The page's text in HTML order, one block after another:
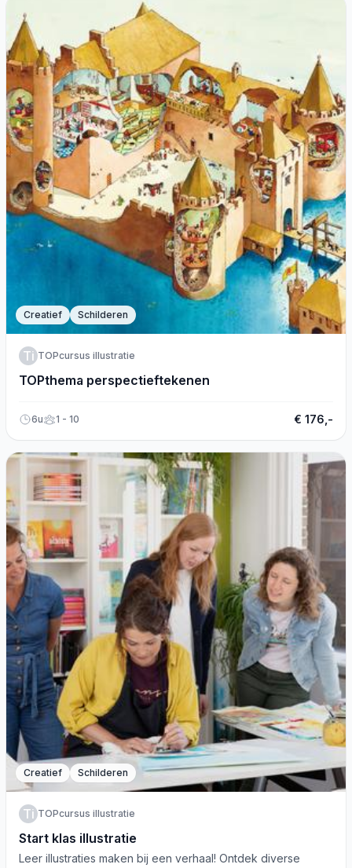
Creatief Schilderen
Ti TOPcursus illustratie
TOPthema perspectieftekenen
6u 1 - 10 € 176,-
Creatief Schilderen
Ti TOPcursus illustratie
Start klas illustratie
Leer illustraties maken bij een verhaal! Ontdek diverse